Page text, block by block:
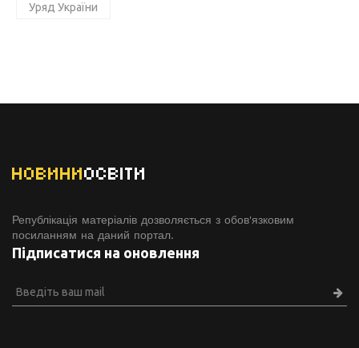
Уряд України
НОВИНИОСВІТИ
Републікація матеріалів дозволяється з обов'язковим
посиланням на даний портал.
Підписатися на оновлення